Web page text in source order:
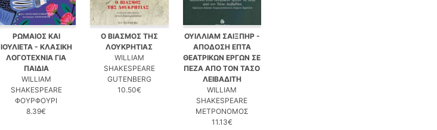
ΡΩΜΑΙΟΣ ΚΑΙ
ΙΟΥΛΙΕΤΑ - ΚΛΑΣΙΚΗ
ΛΟΓΟΤΕΧΝΙΑ ΓΙΑ
ΠΑΙΔΙΑ
WILLIAM
SHAKESPEARE
ΦΟΥΡΦΟΥΡΙ
8.39€
Ο ΒΙΑΣΜΟΣ ΤΗΣ
ΛΟΥΚΡΗΤΙΑΣ
WILLIAM
SHAKESPEARE
GUTENBERG
10.50€
ΟΥΙΛΛΙΑΜ ΣΑΙΞΠΗΡ -
ΑΠΟΔΟΣΗ ΕΠΤΑ
ΘΕΑΤΡΙΚΩΝ ΕΡΓΩΝ ΣΕ
ΠΕΖΑ ΑΠΟ ΤΟΝ ΤΑΣΟ
ΛΕΙΒΑΔΙΤΗ
WILLIAM
SHAKESPEARE
ΜΕΤΡΟΝΟΜΟΣ
11.13€